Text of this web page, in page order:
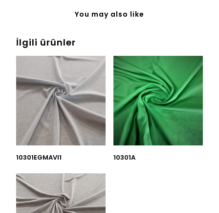
You may also like
İlgili ürünler
10301EGMAVI1 10301A